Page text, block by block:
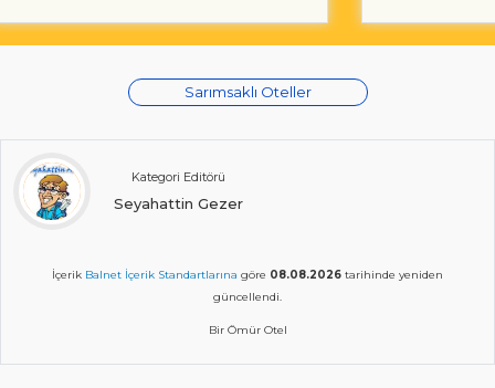
Sarımsaklı Oteller
Kategori Editörü
Seyahattin Gezer
İçerik Balnet İçerik Standartlarına göre 08.08.2026 tarihinde yeniden
güncellendi.
Bir Ömür Otel